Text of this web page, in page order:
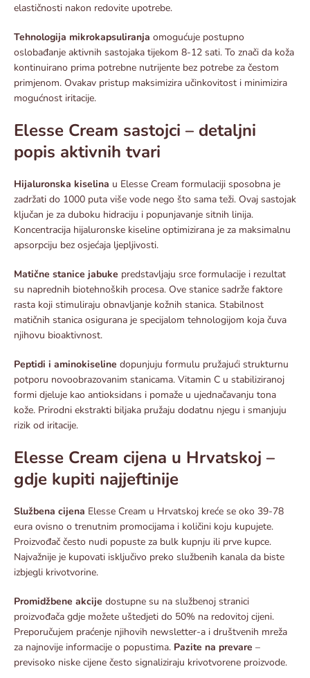
elastičnosti nakon redovite upotrebe.​
Tehnologija mikrokapsuliranja omogućuje postupno
oslobađanje aktivnih sastojaka tijekom 8-12 sati. To znači da koža
kontinuirano prima potrebne nutrijente bez potrebe za čestom
primjenom. Ovakav pristup maksimizira učinkovitost i minimizira
mogućnost iritacije.​
Elesse Cream sastojci – detaljni
popis aktivnih tvari
Hijaluronska kiselina u Elesse Cream formulaciji sposobna je
zadržati do 1000 puta više vode nego što sama teži. Ovaj sastojak
ključan je za duboku hidraciju i popunjavanje sitnih linija.
Koncentracija hijaluronske kiseline optimizirana je za maksimalnu
apsorpciju bez osjećaja ljepljivosti.​
Matične stanice jabuke predstavljaju srce formulacije i rezultat
su naprednih biotehnoških procesa. Ove stanice sadrže faktore
rasta koji stimuliraju obnavljanje kožnih stanica. Stabilnost
matičnih stanica osigurana je specijalom tehnologijom koja čuva
njihovu bioaktivnost.​
Peptidi i aminokiseline dopunjuju formulu pružajući strukturnu
potporu novoobrazovanim stanicama. Vitamin C u stabiliziranoj
formi djeluje kao antioksidans i pomaže u ujednačavanju tona
kože. Prirodni ekstrakti biljaka pružaju dodatnu njegu i smanjuju
rizik od iritacije.​
Elesse Cream cijena u Hrvatskoj –
gdje kupiti najjeftinije
Službena cijena Elesse Cream u Hrvatskoj kreće se oko 39-78
eura ovisno o trenutnim promocijama i količini koju kupujete.
Proizvođač često nudi popuste za bulk kupnju ili prve kupce.
Najvažnije je kupovati isključivo preko službenih kanala da biste
izbjegli krivotvorine.​
Promidžbene akcije dostupne su na službenoj stranici
proizvođača gdje možete uštedjeti do 50% na redovitoj cijeni.
Preporučujem praćenje njihovih newsletter-a i društvenih mreža
za najnovije informacije o popustima. Pazite na prevare –
previsoko niske cijene često signaliziraju krivotvorene proizvode.​